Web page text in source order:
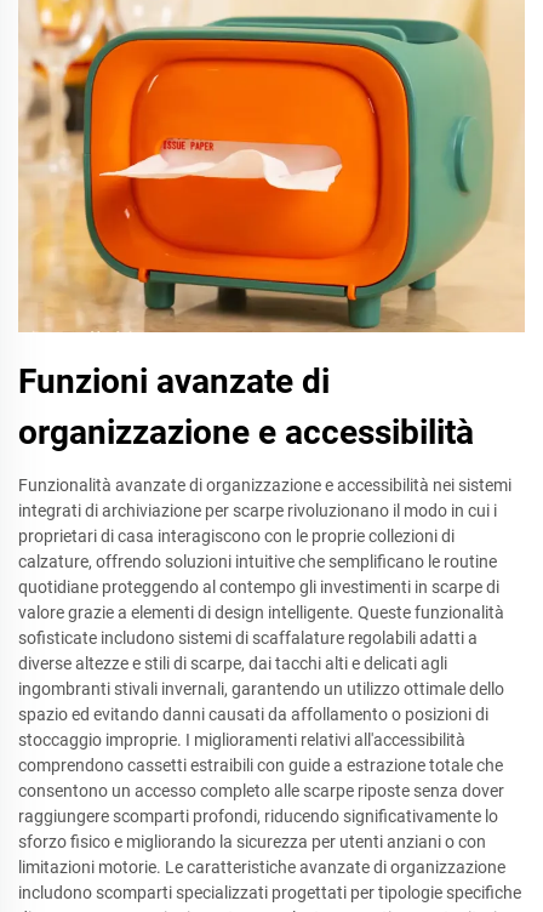
Funzioni avanzate di
organizzazione e accessibilità
Funzionalità avanzate di organizzazione e accessibilità nei sistemi
integrati di archiviazione per scarpe rivoluzionano il modo in cui i
proprietari di casa interagiscono con le proprie collezioni di
calzature, offrendo soluzioni intuitive che semplificano le routine
quotidiane proteggendo al contempo gli investimenti in scarpe di
valore grazie a elementi di design intelligente. Queste funzionalità
sofisticate includono sistemi di scaffalature regolabili adatti a
diverse altezze e stili di scarpe, dai tacchi alti e delicati agli
ingombranti stivali invernali, garantendo un utilizzo ottimale dello
spazio ed evitando danni causati da affollamento o posizioni di
stoccaggio improprie. I miglioramenti relativi all'accessibilità
comprendono cassetti estraibili con guide a estrazione totale che
consentono un accesso completo alle scarpe riposte senza dover
raggiungere scomparti profondi, riducendo significativamente lo
sforzo fisico e migliorando la sicurezza per utenti anziani o con
limitazioni motorie. Le caratteristiche avanzate di organizzazione
includono scomparti specializzati progettati per tipologie specifiche